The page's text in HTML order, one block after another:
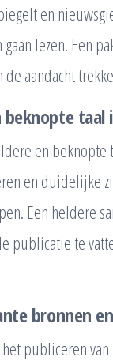
en
lezen. Een
aandacht
beknopte
en
en duidelijke
Een heldere
publicatie te
bronnen
publiceren